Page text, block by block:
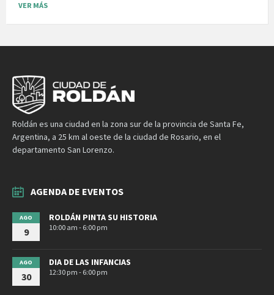
VER MÁS
Roldán es una ciudad en la zona sur de la provincia de Santa Fe,
Argentina, a 25 km al oeste de la ciudad de Rosario, en el
departamento San Lorenzo.
AGENDA DE EVENTOS
AGO
9
ROLDÁN PINTA SU HISTORIA
10:00 am - 6:00 pm
AGO
30
DIA DE LAS INFANCIAS
12:30 pm - 6:00 pm